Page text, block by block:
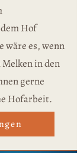
Hof
wäre es, wenn
in den
gerne
Hofarbeit.